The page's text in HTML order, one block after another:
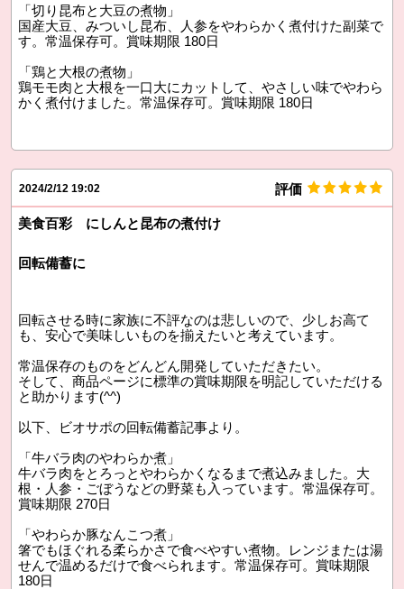
「切り昆布と大豆の煮物」
国産大豆、みついし昆布、人参をやわらかく煮付けた副菜で
す。常温保存可。賞味期限 180日
「鶏と大根の煮物」
鶏モモ肉と大根を一口大にカットして、やさしい味でやわら
かく煮付けました。常温保存可。賞味期限 180日
2024/2/12 19:02 評価
美食百彩 にしんと昆布の煮付け
回転備蓄に
回転させる時に家族に不評なのは悲しいので、少しお高て
も、安心で美味しいものを揃えたいと考えています。
常温保存のものをどんどん開発していただきたい。
そして、商品ページに標準の賞味期限を明記していただける
と助かります(^^)
以下、ビオサポの回転備蓄記事より。
「牛バラ肉のやわらか煮」
牛バラ肉をとろっとやわらかくなるまで煮込みました。大
根・人参・ごぼうなどの野菜も入っています。常温保存可。
賞味期限 270日
「やわらか豚なんこつ煮」
箸でもほぐれる柔らかさで食べやすい煮物。レンジまたは湯
せんで温めるだけで食べられます。常温保存可。賞味期限
180日